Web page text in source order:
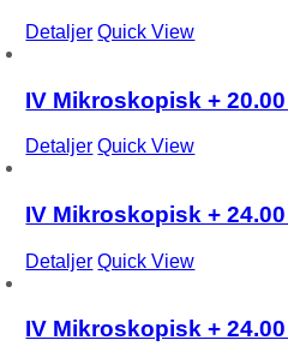
Detaljer Quick View
IV Mikroskopisk + 20.00
Detaljer Quick View
IV Mikroskopisk + 24.00
Detaljer Quick View
IV Mikroskopisk + 24.00